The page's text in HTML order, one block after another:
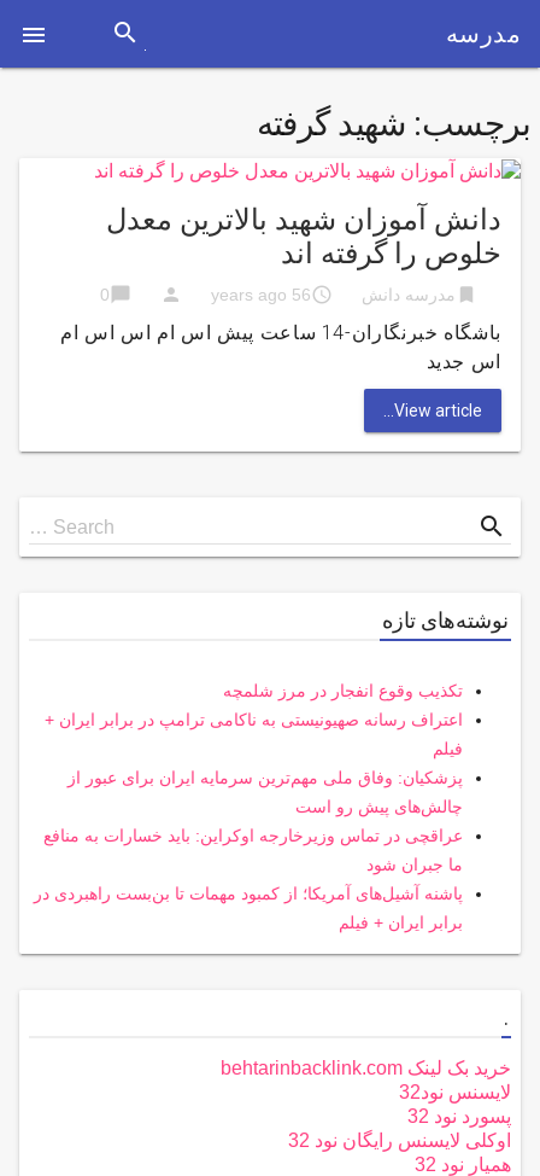
 مدرسه search
برچسب: شهید گرفته
دانش آموزان شهید بالاترین معدل
خلوص را گرفته اند
bookmark مدرسه دانش access_time
56 years ago
person
chat_bubble
0
باشگاه خبرنگاران-14 ساعت پیش اس ام اس اس ام
اس جدید
View article...
Search
for
Search … search
نوشته‌های تازه
تکذیب وقوع انفجار در مرز شلمچه
اعتراف رسانه صهیونیستی به ناکامی ترامپ در برابر ایران +
فیلم
پزشکیان: وفاق ملی مهم‌ترین سرمایه ایران برای عبور از
چالش‌های پیش رو است
عراقچی در تماس وزیرخارجه اوکراین: باید خسارات به منافع
ما جبران شود
پاشنه آشیل‌های آمریکا؛ از کمبود مهمات تا بن‌بست راهبردی در
برابر ایران + فیلم
.
خرید بک لینک behtarinbacklink.com
لایسنس نود32
پسورد نود 32
اوکلی لایسنس رایگان نود 32
همیار نود 32